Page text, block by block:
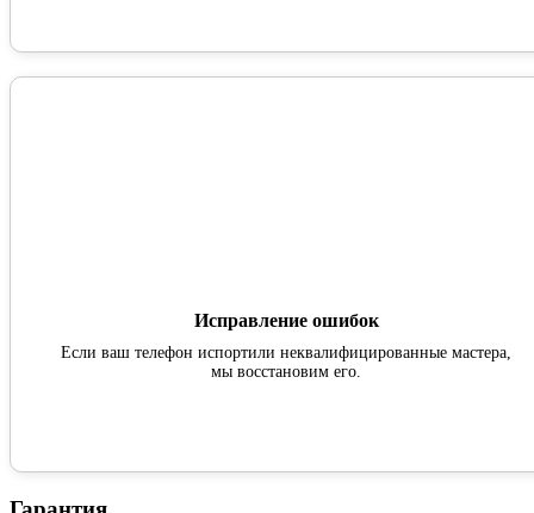
Исправление ошибок
Если ваш телефон испортили неквалифицированные мастера,
мы восстановим его.